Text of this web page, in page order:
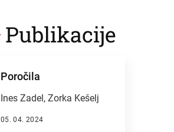
Publikacije
Poročila
Ines Zadel, Zorka Kešelj
05. 04. 2024